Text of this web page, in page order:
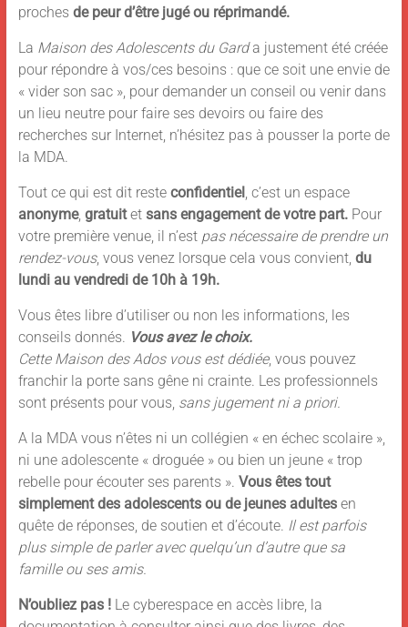
proches de peur d’être jugé ou réprimandé.
La Maison des Adolescents du Garda justement été créée
pour répondre à vos/ces besoins : que ce soit une envie de
« vider son sac », pour demander un conseil ou venir dans
un lieu neutre pour faire ses devoirs ou faire des
recherches sur Internet, n’hésitez pas à pousser la porte de
la MDA.
Tout ce qui est dit reste confidentiel, c’est un espace
anonyme, gratuitet sans engagement de votre part. Pour
votre première venue, il n’est pas nécessaire de prendre un
rendez-vous, vous venez lorsque cela vous convient, du
lundi au vendredi de 10h à 19h.
Vous êtes libre d’utiliser ou non les informations, les
conseils donnés. Vous avez le choix.
Cette Maison des Ados vous est dédiée, vous pouvez
franchir la porte sans gêne ni crainte. Les professionnels
sont présents pour vous, sansjugement ni a priori.
A la MDA vous n’êtes ni un collégien « en échec scolaire »,
ni une adolescente « droguée » ou bien un jeune « trop
rebelle pour écouter ses parents ». Vous êtes tout
simplement des adolescents ou de jeunes adultesen
quête de réponses, de soutien et d’écoute. Il est parfois
plus simple de parler avec quelqu’un d’autre que sa
famille ou ses amis.
N’oubliez pas !Le cyberespace en accès libre, la